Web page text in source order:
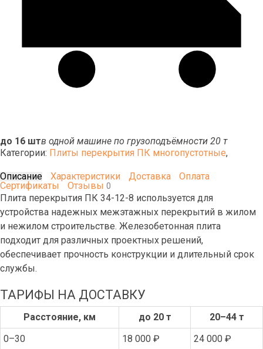
до 16 штв одной машине по грузоподъёмности 20 т
Категории: Плиты перекрытия ПК многопустотные,
Описание Характеристики Доставка
Оплата
Сертификаты
Отзывы 0
Плита перекрытия ПК 34-12-8 используется для
устройства надежных межэтажных перекрытий в жилом
и нежилом строительстве. Железобетонная плита
подходит для различных проектных решений,
обеспечивает прочность конструкции и длительный срок
службы.
ТАРИФЫ НА ДОСТАВКУ
Расстояние, км до 20 т
20–44 т
0–30
18 000 ₽
24 000 ₽